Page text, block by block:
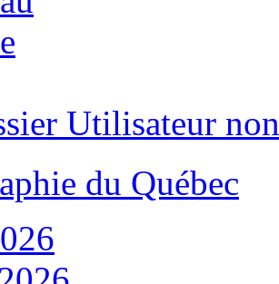
Utilisateur
du Québec